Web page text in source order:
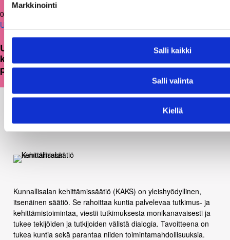
Markkinointi
Salli kaikki
Salli valinta
Kiellä
05.03.2026
Uutiset
Uusi julkaisu: Kuntien on tarkasteltava
kulttuuritoimintaansa strategisesti ja
pitkäjänteisesti
Kunnallisalan kehittämissäätiö (KAKS) on yleishyödyllinen,
itsenäinen säätiö. Se rahoittaa kuntia palvelevaa tutkimus- ja
kehittämistoimintaa, viestii tutkimuksesta monikanavaisesti ja
tukee tekijöiden ja tutkijoiden välistä dialogia. Tavoitteena on
tukea kuntia sekä parantaa niiden toimintamahdollisuuksia.